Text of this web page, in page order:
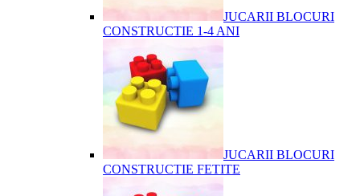
JUCARII BLOCURI
CONSTRUCTIE 1-4 ANI
JUCARII BLOCURI
CONSTRUCTIE FETITE